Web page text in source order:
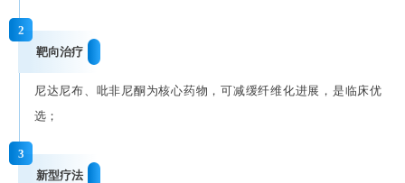
2
靶向治疗
尼达尼布、吡非尼酮为核心药物，可减缓纤维化进展，是临床优
选；
3
新型疗法